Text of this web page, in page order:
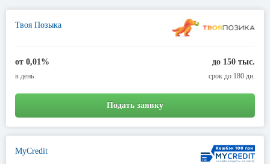
Твоя Позыка
от 0,01%
в день
до 150 тыс.
срок до 180 дн.
Подать заявку
MyCredit